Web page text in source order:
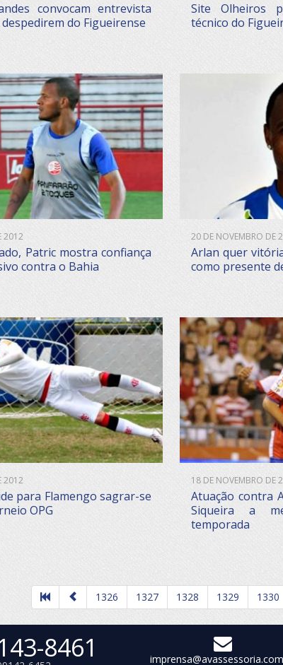
convocam entrevista
do Figueirense
Site Olheiros
técnico do
2012
Patric mostra confiança
contra o Bahia
20 DE NOVEMBRO DE
Arlan quer
como presente
2012
para Flamengo sagrar-se
OPG
18 DE NOVEMBRO DE
Atuação contra
Siqueira a
temporada
1326 1327 1328 1329 1330
8461